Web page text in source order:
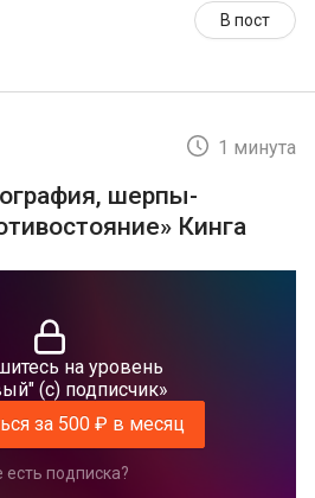
В пост
1 минута
шерпы-
Кинга
на уровень
(с) подписчик»
за 500 ₽ в месяц
есть подписка?